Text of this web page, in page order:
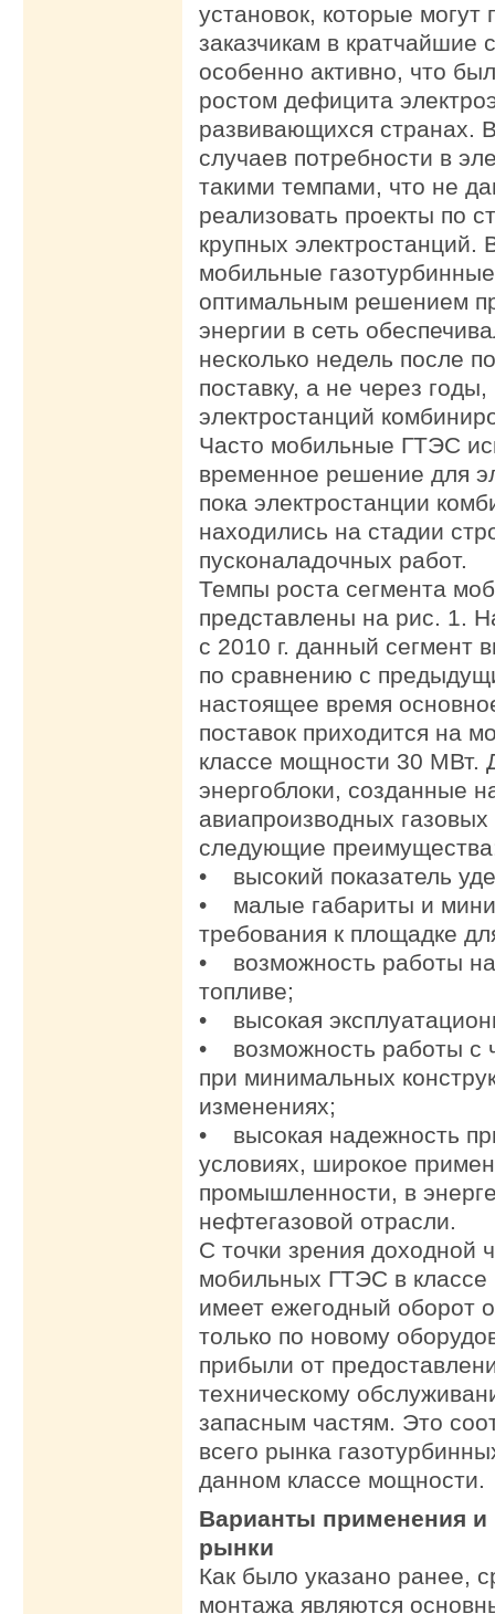
установок, которые могут
заказчикам в кратчайшие
особенно активно, что
ростом дефицита
развивающихся странах.
случаев потребности в
такими темпами, что не
реализовать проекты по
крупных электростанций.
мобильные
оптимальным решением
энергии в сеть
несколько недель после
поставку, а не через
электростанций
Часто мобильные ГТЭС
временное решение для
пока электростанции
находились на стадии
пусконаладочных работ.
Темпы роста сегмента
представлены на рис. 1.
с 2010 г. данный сегмент
по сравнению с
настоящее время
поставок приходится на
классе мощности 30 МВт.
энергоблоки, созданные
авиапроизводных
следующие
• высокий показатель
• малые габариты и
требования к площадке
• возможность работы
топливе;
• высокая
• возможность работы с
при минимальных
изменениях;
• высокая надежность
условиях, широкое
промышленности, в
нефтегазовой отрасли.
С точки зрения доходной
мобильных ГТЭС в
имеет ежегодный оборот
только по новому
прибыли от
техническому
запасным частям. Это
всего рынка
данном классе мощности.
Варианты применения и
рынки
Как было указано ранее,
монтажа являются